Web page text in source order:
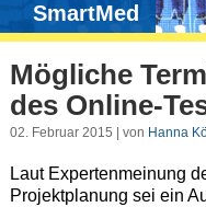
SmartMed
Mögliche
des Online-
02. Februar 2015 | von Hanna
Laut Expertenmeinung
Projektplanung sei ein